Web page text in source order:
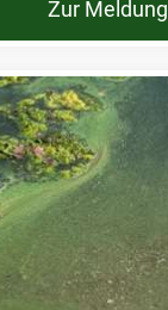
Zur Meldung